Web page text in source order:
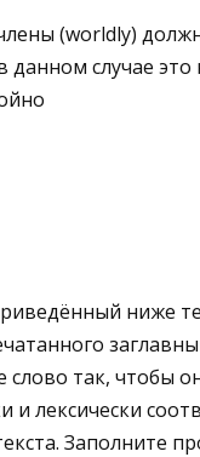
(worldly)
данном случае это
ниже
слово так, чтобы
и лексически
Заполните